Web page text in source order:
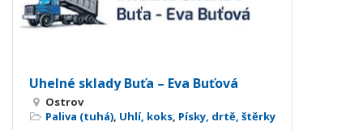
Uhelné sklady Buťa – Eva Buťová
Ostrov
Paliva (tuhá), Uhlí, koks, Písky, drtě, štěrky